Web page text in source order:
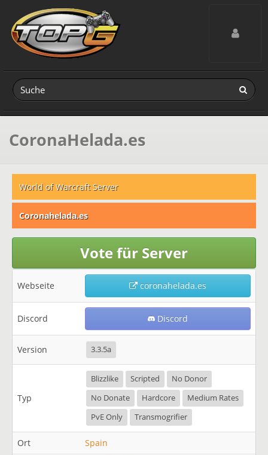
Toggle
CoronaHelada.es
World of Warcraft Server
Coronahelada.es
Vote für Server
Webseite coronahelada.es
Discord Discord
Version 3.3.5a
Typ
Blizzlike Scripted
No Donor
No Donate
Hardcore
Medium Rates
PvE Only
Transmogrifier
Ort Spain